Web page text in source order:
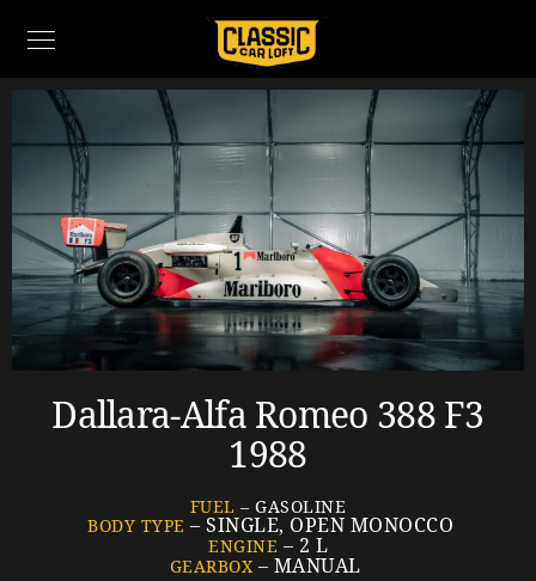
Dallara-Alfa Romeo 388 F3
1988
FUEL– GASOLINE
BODY TYPE – SINGLE, OPEN MONOCCO
ENGINE – 2 L
GEARBOX – MANUAL